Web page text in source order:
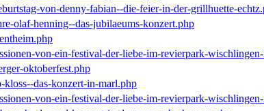
von-denny-fabian--die-feier-in-der-grillhuette-
olaf-henning--das-jubilaeums-konzert.php
von-ein-festival-der-liebe-im-revierpark-
oktoberfest.php
kloss--das-konzert-in-marl.php
von-ein-festival-der-liebe-im-revierpark-